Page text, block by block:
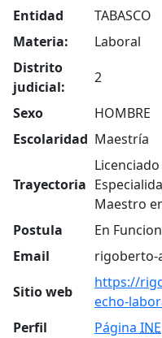
Entidad
TABASCO
Materia:
Laboral
Distrito
judicial:
2
Sexo
HOMBRE
Escolaridad Maestría
Trayectoria
Maestro
Postula
En
Email
rigoberto-
Sitio web
https://
echo-
Perfil
Página INE